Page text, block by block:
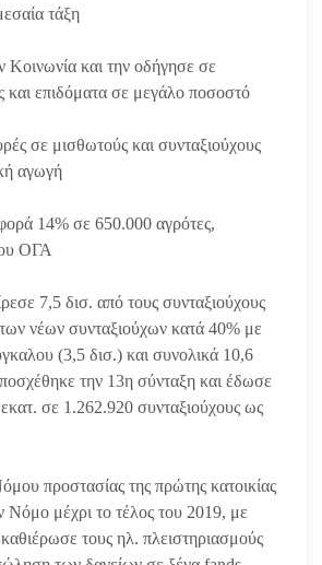
τάξη
Κοινωνία και την οδήγησε σε
και επιδόματα σε μεγάλο ποσοστό
σε μισθωτούς και συνταξιούχους
αγωγή
14% σε 650.000 αγρότες,
ΟΓΑ
7,5 δισ. από τους συνταξιούχους
νέων συνταξιούχων κατά 40% με
(3,5 δισ.) και συνολικά 10,6
την 13η σύνταξη και έδωσε
σε 1.262.920 συνταξιούχους ως
προστασίας της πρώτης κατοικίας
Νόμο μέχρι το τέλος του 2019, με
τους ηλ. πλειστηριασμούς